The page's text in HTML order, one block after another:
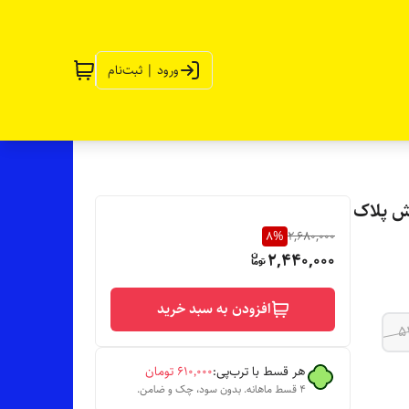
ورود | ثبت‌نام
پلاک
2,680,000
8%
2,440,000
افزودن به سبد خرید
هر قسط با ترب‌پی:۶۱۰٬۰۰۰ تومان
۴ قسط ماهانه. بدون سود، چک و ضامن.